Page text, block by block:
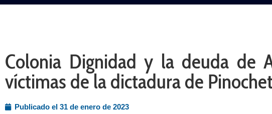
Colonia Dignidad y la deuda de
víctimas de la dictadura de
Publicado el 31 de enero de 2023